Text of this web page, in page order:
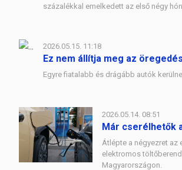
százalékkal emelkedett az első négy
2026.05.15. 11:18
Ez nem állítja meg az
Egyre fiatalabb és drágább autók
2026.05.14. 08:51
Már cserélhetők
Átlépte a négyezret az
elektromos
Magyarországon.